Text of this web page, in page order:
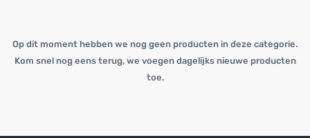
Op dit moment hebben we nog geen producten in deze categorie.
Kom snel nog eens terug, we voegen dagelijks nieuwe producten
toe.